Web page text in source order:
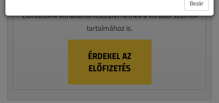
Előfizetőink korlátlanul hozzáférhetnek a korábbi számok
tartalmához is.
ÉRDEKEL AZ
ELŐFIZETÉS
Bezár